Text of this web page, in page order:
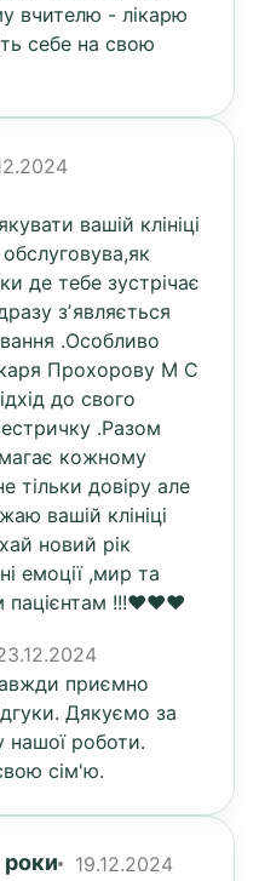
вчителю - лікарю
себе на свою
вашій клініці
де тебе зустрічає
зʼявляється
.Особливо
Прохорову М С
до свого
.Разом
кожному
тільки довіру але
вашій клініці
новий рік
емоції ,мир та
пацієнтам !!!❤️❤️❤️
приємно
Дякуємо за
нашої роботи.
сім'ю.
роки 19.12.2024